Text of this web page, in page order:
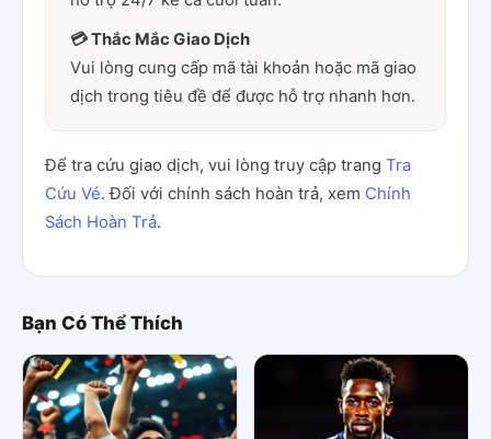
💳 Thắc Mắc Giao Dịch
Vui lòng cung cấp mã tài khoản hoặc mã giao
dịch trong tiêu đề để được hỗ trợ nhanh hơn.
Để tra cứu giao dịch, vui lòng truy cập trang Tra
Cứu Vé. Đối với chính sách hoàn trả, xem Chính
Sách Hoàn Trả.
Bạn Có Thể Thích